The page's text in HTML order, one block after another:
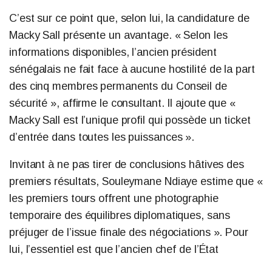
C’est sur ce point que, selon lui, la candidature de
Macky Sall présente un avantage. « Selon les
informations disponibles, l’ancien président
sénégalais ne fait face à aucune hostilité de la part
des cinq membres permanents du Conseil de
sécurité », affirme le consultant. Il ajoute que «
Macky Sall est l’unique profil qui possède un ticket
d’entrée dans toutes les puissances ».
Invitant à ne pas tirer de conclusions hâtives des
premiers résultats, Souleymane Ndiaye estime que «
les premiers tours offrent une photographie
temporaire des équilibres diplomatiques, sans
préjuger de l’issue finale des négociations ». Pour
lui, l’essentiel est que l’ancien chef de l’État